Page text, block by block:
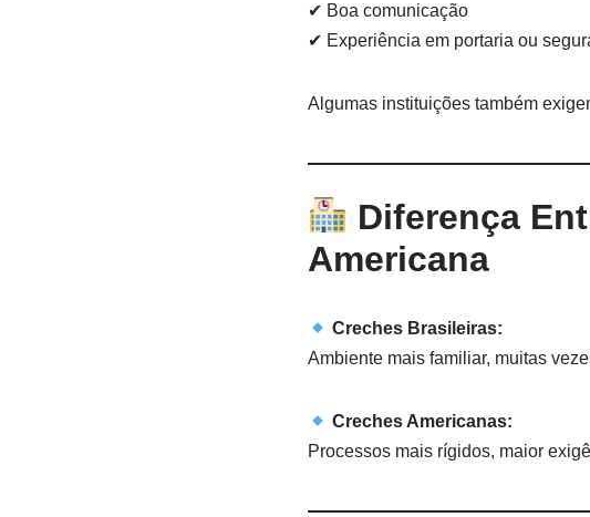
✔ Boa comunicação
✔ Experiência em portaria ou
Algumas instituições também
Diferença
Americana
Creches Brasileiras:
Ambiente mais familiar, muitas
Creches Americanas:
Processos mais rígidos, maior